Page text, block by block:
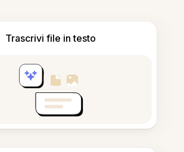
Trascrivi file in testo